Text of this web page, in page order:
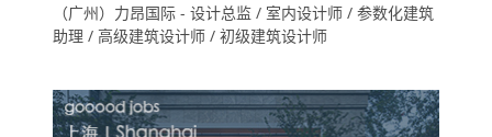
（广州）力昂国际 - 设计总监 / 室内设计师 / 参数化建筑
助理 / 高级建筑设计师 / 初级建筑设计师